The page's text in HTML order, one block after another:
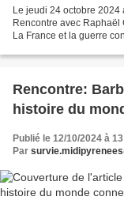
Le jeudi 24 octobre 2024
Rencontre avec Raphaël
La France et la guerre
Rencontre:
histoire du
Publié le 12/10/2024 à
Par